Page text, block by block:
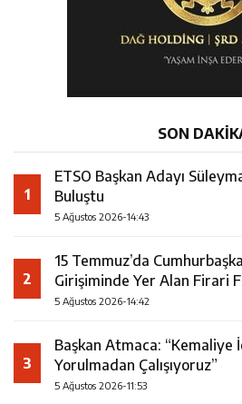
SON
1
ETSO Başkan Adayı
Buluştu
5 Ağustos 2026-14:43
2
15 Temmuz’da
Girişiminde Yer Alan Firari
Yakalandı
5 Ağustos 2026-14:42
3
Başkan Atmaca: “Kemaliye
Yorulmadan Çalışıyoruz”
5 Ağustos 2026-11:53